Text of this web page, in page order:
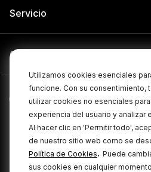
Utilizamos cookies esenciales
funcione. Con su consentimiento,
utilizar cookies no esenciales
experiencia del usuario y analizar
Al hacer clic en 'Permitir todo',
de nuestro sitio web como se
Política de Cookies. Puede
sus cookies en cualquier
Servicio
Compañía